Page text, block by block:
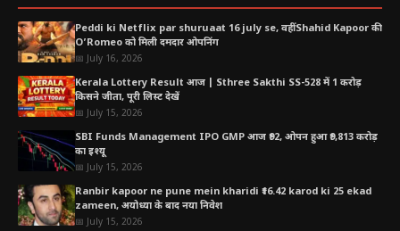
Peddi ki Netflix par shuruaat 16 july se, वहीं Shahid Kapoor की
O’Romeo को मिली दमदार ओपनिंग
📅 July 16, 2026
Kerala Lottery Result आज | Sthree Sakthi SS-528 में 1 करोड़
किसने जीता, पूरी लिस्ट देखें
📅 July 15, 2026
SBI Funds Management IPO GMP आज ₹92, ओपन हुआ ₹9,813 करोड़
का इश्यू
📅 July 15, 2026
Ranbir kapoor ne pune mein kharidi ₹16.42 karod ki 25 ekad
zameen, अयोध्या के बाद नया निवेश
📅 July 15, 2026